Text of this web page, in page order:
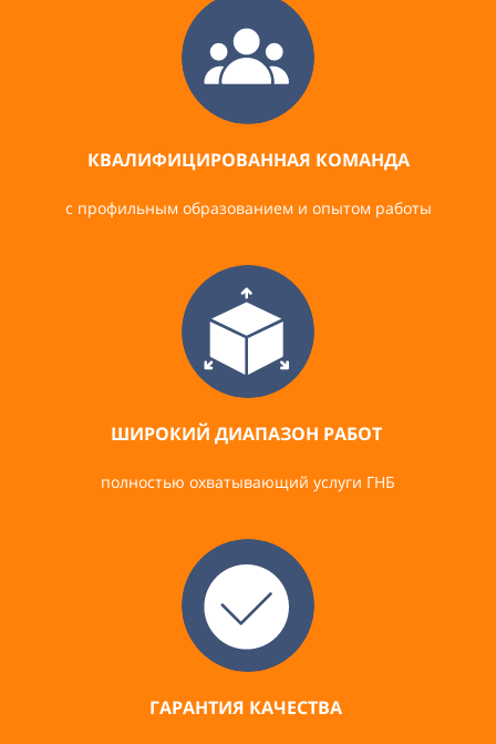
КВАЛИФИЦИРОВАННАЯ КОМАНДА
с профильным образованием и опытом работы
ШИРОКИЙ ДИАПАЗОН РАБОТ
полностью охватывающий услуги ГНБ
ГАРАНТИЯ КАЧЕСТВА